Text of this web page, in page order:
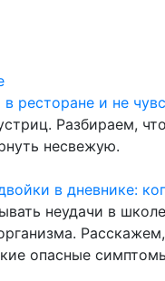
ресторане и не
Разбираем,
несвежую.
в дневнике:
неудачи в
опасные